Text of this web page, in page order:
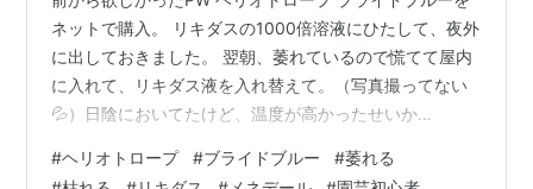
ネットで購入。 リキダスの1000倍溶液にひたして、夜外
に出しておきました。 翌朝、萎れているので慌てて屋内
に入れて、リキダス液を入れ替えて。（写真撮ってない
💦）日陰においてたけど、温度が高かったせいか
の100倍溶液に変更。 手遅れでしたね。。。真水に変え
#ヘリオトロープ #ブライドブルー #萎れる